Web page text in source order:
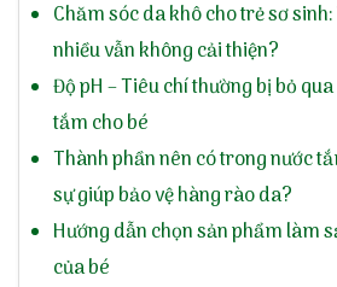
Chăm sóc da khô cho trẻ sơ
nhiều vẫn không cải thiện?
Độ pH – Tiêu chí thường bị bỏ
tắm cho bé
Thành phần nên có trong nước
sự giúp bảo vệ hàng rào da?
Hướng dẫn chọn sản phẩm làm
của bé